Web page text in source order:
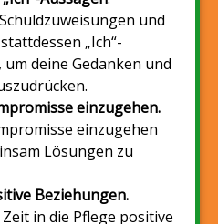
und
„Ich“-
um deine Gedanken und
einzugehen.
einzugehen
Lösungen zu
Beziehungen.
in die Pflege positive